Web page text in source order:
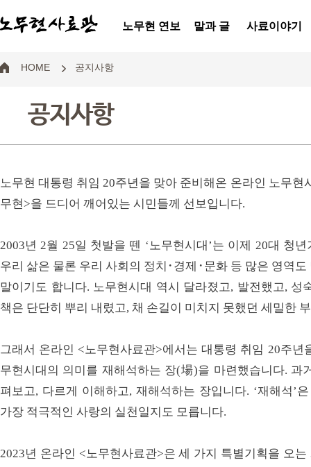
노무현 연보 말과 글 사료이야기
HOME 공지사항
공지사항
노무현 대통령 취임 20주년을 맞아 준비해온 온라인 노무현
무현>을 드디어 깨어있는 시민들께 선보입니다.
2003년 2월 25일 첫발을 뗀 ‘노무현시대’는 이제 20대 청
우리 삶은 물론 우리 사회의 정치･경제･문화 등 많은 영역
말이기도 합니다. 노무현시대 역시 달라졌고, 발전했고, 성
책은 단단히 뿌리 내렸고, 채 손길이 미치지 못했던 세밀한
그래서 온라인 <노무현사료관>에서는 대통령 취임 20주년
무현시대의 의미를 재해석하는 장(場)을 마련했습니다. 과
펴보고, 다르게 이해하고, 재해석하는 장입니다. ‘재해석’
가장 적극적인 사랑의 실천일지도 모릅니다.
2023년 온라인 <노무현사료관>은 세 가지 특별기획을 오